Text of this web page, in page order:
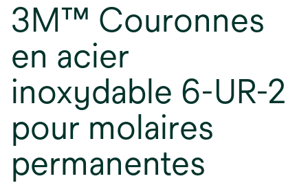
3M™ Couronnes
en acier
inoxydable 6-UR-2
pour molaires
permanentes